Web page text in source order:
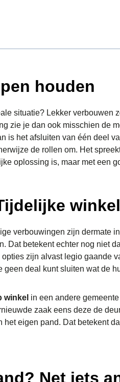
houden
situatie? Lekker verbouwen
zie je dan ook misschien de
is het afsluiten van één deel
de rollen om. Het
oplossing is, maar met een
verbouwingen zijn dermate
Dat betekent echter nog niet
zijn alvast legio gaande
deal kunt sluiten wat de
winkel in een andere
zaak eens deze de
eigen pand. Dat betekent
Net iets